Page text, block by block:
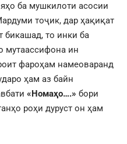
ба мушкилоти асосии
тоҷик, дар ҳақиқат
бикашад, то инки ба
мутаассифона ин
фароҳам намеоваранд
ҳам аз байн
«Номаҳо….» бори
роҳи дуруст он ҳам